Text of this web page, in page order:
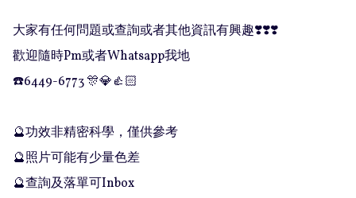
大家有任何問題或查詢或者其他資訊有興趣❣️❣️❣️
歡迎隨時Pm或者Whatsapp我地
☎️6449-6773 🎊💎👍🏻
🔮功效非精密科學，僅供參考
🔮照片可能有少量色差
🔮查詢及落單可Inbox